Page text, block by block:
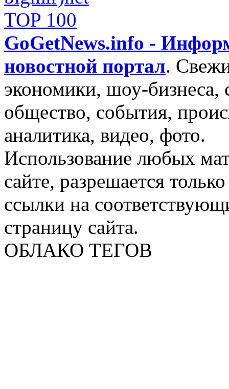
GoGetNews.info -
новостной портал.
экономики, шоу-бизнеса,
общество, события,
аналитика, видео, фото.
Использование любых
сайте, разрешается
ссылки на
страницу сайта.
ОБЛАКО ТЕГОВ